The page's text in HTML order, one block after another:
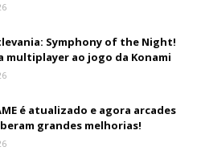
Symphony of the Night!
multiplayer ao jogo da Konami
é atualizado e agora arcades
grandes melhorias!